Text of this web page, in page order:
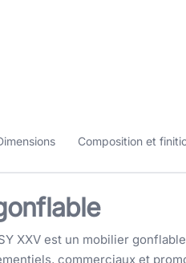
Composition et
XXV est un mobilier
commerciaux et